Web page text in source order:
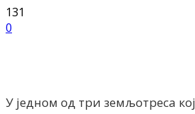
131
0
У једном од три земљотреса